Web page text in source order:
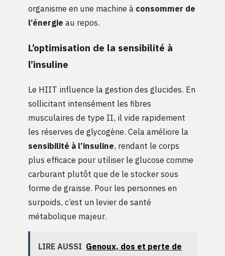
organisme en une machine à consommer de
l’énergie au repos.
L’optimisation de la sensibilité à
l’insuline
Le HIIT influence la gestion des glucides. En
sollicitant intensément les fibres
musculaires de type II, il vide rapidement
les réserves de glycogène. Cela améliore la
sensibilité à l’insuline, rendant le corps
plus efficace pour utiliser le glucose comme
carburant plutôt que de le stocker sous
forme de graisse. Pour les personnes en
surpoids, c’est un levier de santé
métabolique majeur.
LIRE AUSSI Genoux, dos et perte de